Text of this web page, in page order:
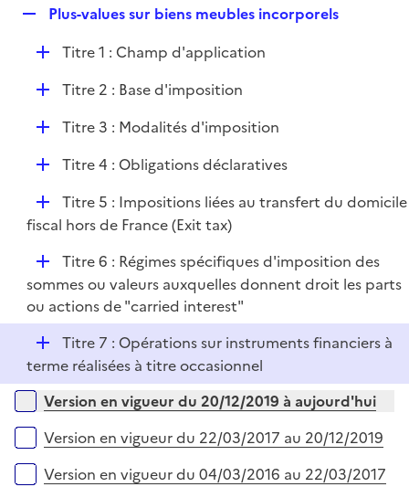
i
e
r
p
l
i
e
Plus-values sur biens meubles incorporels
DTitre 1 : Champ d'application
D
r
Titre 2 : Base d'imposition
D
e
Titre 3 : Modalités d'imposition
D
l
r
Titre 4 : Obligations déclaratives
D
é
i
e
Titre 5 : Impositions liées au transfert du domicile
fiscal hors de France (Exit tax)
D
é
p
l
e
r
Titre 6 : Régimes spécifiques d'imposition des
sommes ou valeurs auxquelles donnent droit les parts
ou actions de "carried interest"
D
é
p
l
i
e
r
Titre 7 : Opérations sur instruments financiers à
terme réalisées à titre occasionnel
Versions sur la période
Version en vigueur du 20/12/2019 à aujourd'hui
Version en vigueur du 22/03/2017 au 20/12/2019
Version en vigueur du 04/03/2016 au 22/03/2017